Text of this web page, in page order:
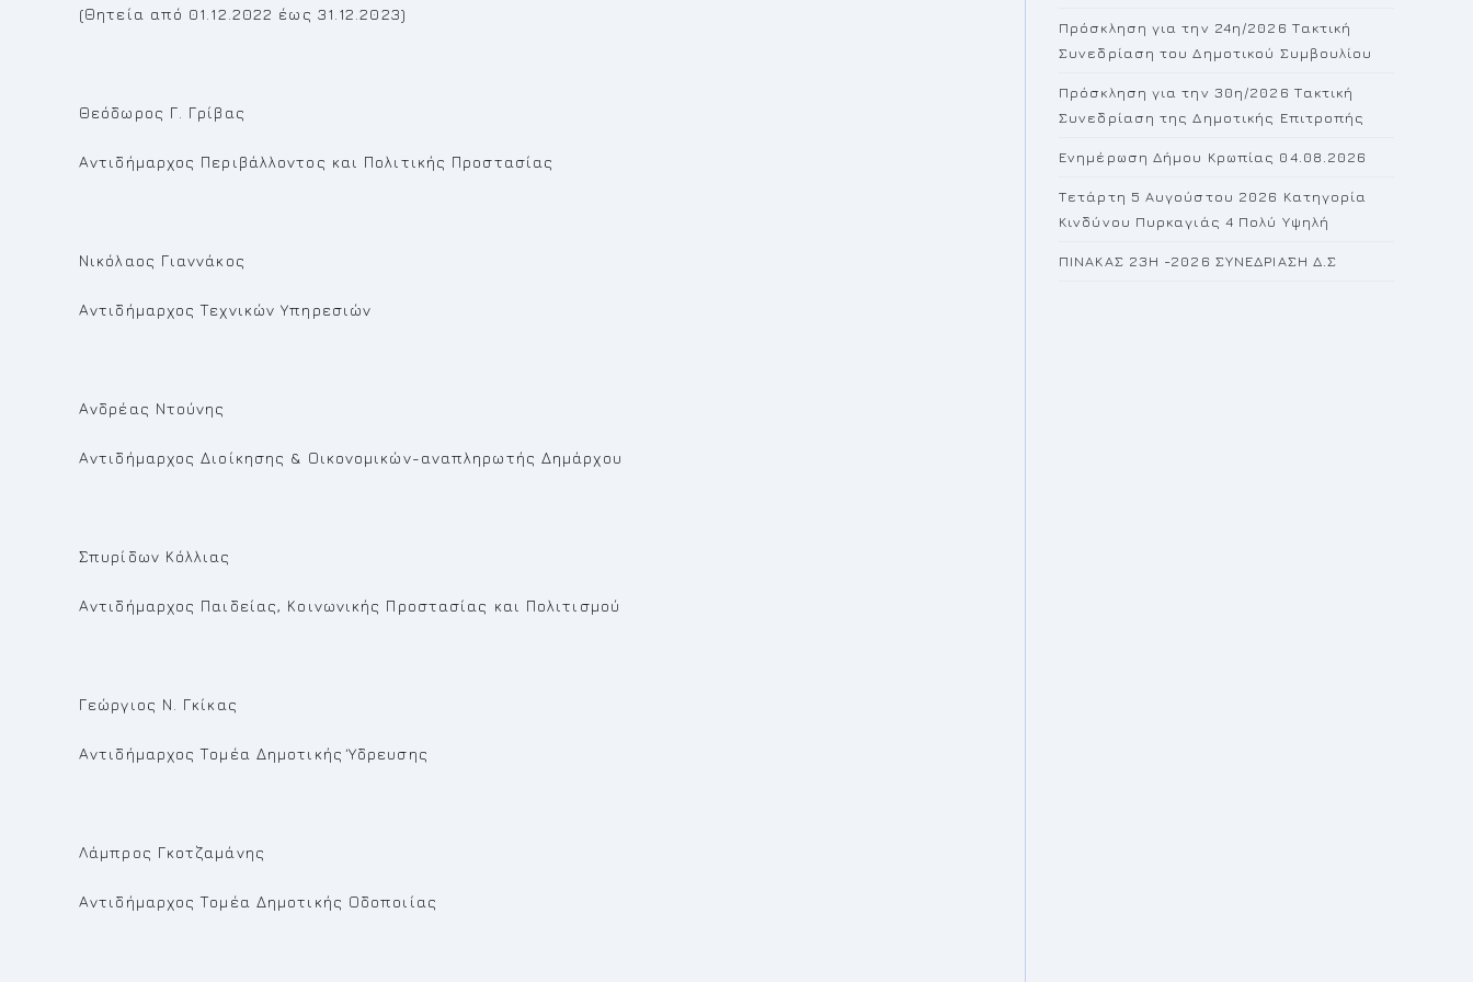
(Θητεία από 01.12.2022 έως 31.12.2023)
Θεόδωρος Γ. Γρίβας
Αντιδήμαρχος Περιβάλλοντος και Πολιτικής Προστασίας
Νικόλαος Γιαννάκος
Αντιδήμαρχος Τεχνικών Υπηρεσιών
Ανδρέας Ντούνης
Αντιδήμαρχος Διοίκησης & Οικονομικών-αναπληρωτής Δημάρχου
Σπυρίδων Κόλλιας
Αντιδήμαρχος Παιδείας, Κοινωνικής Προστασίας και Πολιτισμού
Γεώργιος Ν. Γκίκας
Αντιδήμαρχος Τομέα Δημοτικής Ύδρευσης
Λάμπρος Γκοτζαμάνης
Αντιδήμαρχος Τομέα Δημοτικής Οδοποιίας
Πρόσκληση για την 24η/2026 Τακτική
Συνεδρίαση του Δημοτικού Συμβουλίου
Πρόσκληση για την 30η/2026 Τακτική
Συνεδρίαση της Δημοτικής Επιτροπής
Ενημέρωση Δήμου Κρωπίας 04.08.2026
Τετάρτη 5 Αυγούστου 2026 Κατηγορία
Κινδύνου Πυρκαγιάς 4 Πολύ Υψηλή
ΠΙΝΑΚΑΣ 23H -2026 ΣΥΝΕΔΡΙΑΣΗ Δ.Σ